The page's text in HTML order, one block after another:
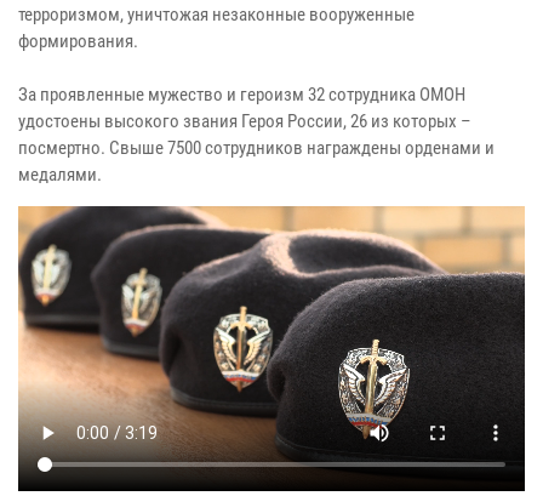
терроризмом, уничтожая незаконные вооруженные
формирования.
За проявленные мужество и героизм 32 сотрудника ОМОН
удостоены высокого звания Героя России, 26 из которых –
посмертно. Свыше 7500 сотрудников награждены орденами и
медалями.